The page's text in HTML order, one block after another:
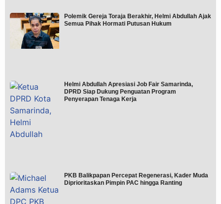
Polemik Gereja Toraja Berakhir, Helmi Abdullah Ajak
Semua Pihak Hormati Putusan Hukum
Helmi Abdullah Apresiasi Job Fair Samarinda,
DPRD Siap Dukung Penguatan Program
Penyerapan Tenaga Kerja
PKB Balikpapan Percepat Regenerasi, Kader Muda
Diprioritaskan Pimpin PAC hingga Ranting